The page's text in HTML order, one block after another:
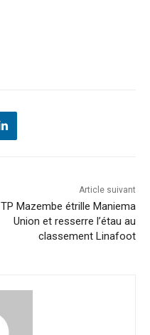
Article suivant
TP Mazembe étrille Maniema
Union et resserre l’étau au
classement Linafoot